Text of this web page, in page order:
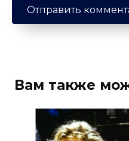
Вам также